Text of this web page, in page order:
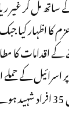
مل کر غیر
کا اظہار کیا
اقدامات کا
کے